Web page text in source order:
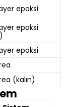
epoksi
epoksi
epoksi
(kalın)